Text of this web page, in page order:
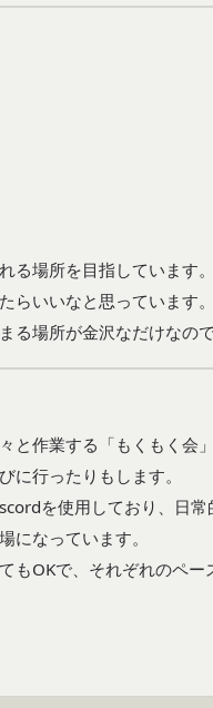
る場所を目指しています
らいいなと思っています
る場所が金沢なだけなの
と作業する「もくもく会
に行ったりもします。
を使用しており、日
になっています。
もOKで、それぞれのペー